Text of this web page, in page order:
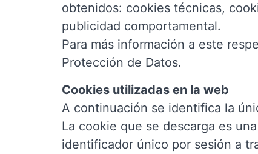
obtenidos: cookies técnicas,
publicidad comportamental.
Para más información a este
Protección de Datos.
Cookies utilizadas en la web
A continuación se identifica la
La cookie que se descarga es
identificador único por sesión a